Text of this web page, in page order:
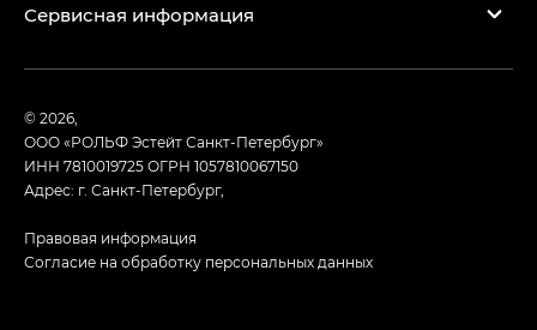
Сервисная информация
© 2026,
ООО «РОЛЬФ Эстейт Санкт-Петербург»
ИНН 7810019725ОГРН 1057810067150
Адрес: г. Санкт-Петербург,
Правовая информация
Согласие на обработку персональных данных